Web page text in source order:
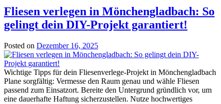
Fliesen verlegen in Mönchengladbach: So
gelingt dein DIY-Projekt garantiert!
Posted on Dezember 16, 2025
Wichtige Tipps für dein Fliesenverlege-Projekt in Mönchengladbach
Plane sorgfältig: Vermesse den Raum genau und wähle Fliesen
passend zum Einsatzort. Bereite den Untergrund gründlich vor, um
eine dauerhafte Haftung sicherzustellen. Nutze hochwertiges